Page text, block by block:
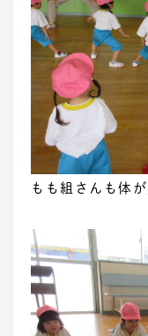
もも組さんも体